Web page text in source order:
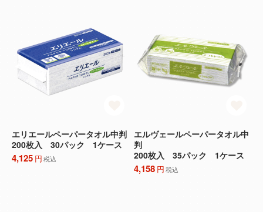
エリエールペーパータオル中判
200枚入 30パック 1ケース
4,125 円税込
エルヴェールペーパータオル中
判
200枚入 35パック 1ケース
4,158 円税込